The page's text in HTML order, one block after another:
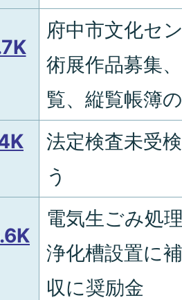
府中市文化セ
術展作品募集
覧、縦覧帳簿
法定検査未受
う
電気生ごみ処
浄化槽設置に
収に奨励金